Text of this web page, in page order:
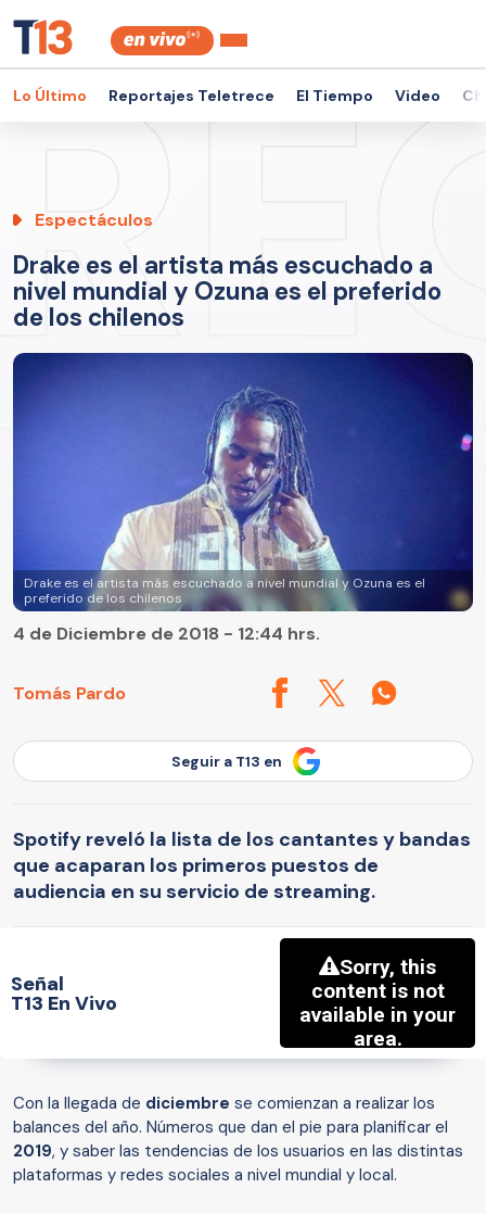
Lo Último Reportajes Teletrece El Tiempo Video
Espectáculos
Drake es el artista más escuchado a
nivel mundial y Ozuna es el preferido
de los chilenos
Drake es el artista más escuchado a nivel mundial y Ozuna es el
preferido de los chilenos
Tomás Pardo
4 de Diciembre de 2018 - 12:44 hrs.
Seguir a T13 en
Spotify reveló la lista de los cantantes y bandas
que acaparan los primeros puestos de
audiencia en su servicio de streaming.
Señal
T13 En Vivo
Con la llegada de diciembre se comienzan a realizar los
balances del año. Números que dan el pie para planificar el
2019, y saber las tendencias de los usuarios en las distintas
plataformas y redes sociales a nivel mundial y local.